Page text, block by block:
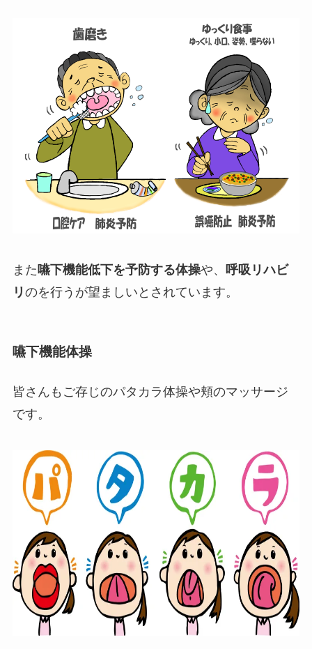
また嚥下機能低下を予防する体操や、 呼吸リハビ
リ のを行うが望ましいとされています。
嚥下機能体操
皆さんもご存じのパタカラ体操や頬のマッサージ
です。